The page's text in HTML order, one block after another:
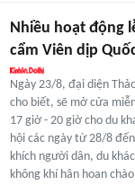
Nhiều hoạt động
cẩm Viên dịp
Ngày 23/8, đại diện
cho biết, sẽ mở cửa
17 giờ - 20 giờ cho du
hội các ngày từ 28/8
khích người dân, du
không khí hân hoan